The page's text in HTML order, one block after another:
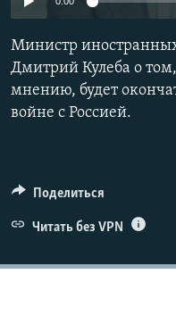
ПОБЕДИТЕЛЕЙ НЕ СУДЯТ?
КРЫМ.НЕПОКОРЕННЫЙ
ELIFBE
УКРАИНСКАЯ ПРОБЛЕМА
Auto
Министр
Дмитрий Кулеба о том,
мнению, будет
войне с Россией.
Поделиться
Читать без VPN